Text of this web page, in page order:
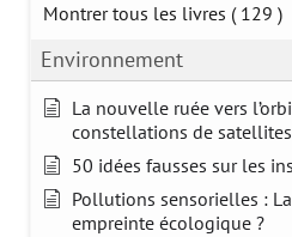
Montrer tous les livres ( 129 )
Environnement
La nouvelle ruée vers
constellations de
50 idées fausses sur les
Pollutions sensorielles :
empreinte écologique ?